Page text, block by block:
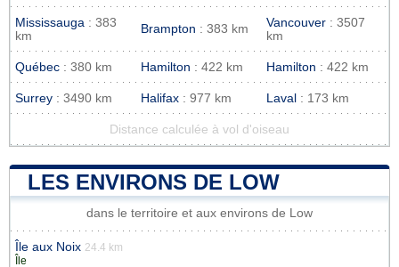
Mississauga : 383
km
Brampton : 383 km Vancouver : 3507
km
Québec : 380 km Hamilton : 422 km Hamilton : 422 km
Surrey : 3490 km Halifax : 977 km Laval : 173 km
Distance calculée à vol d'oiseau
LES ENVIRONS DE LOW
dans le territoire et aux environs de Low
Île aux Noix 24.4 km
Île